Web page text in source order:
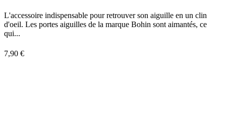
L'accessoire indispensable pour retrouver son aiguille en un clin
d'oeil. Les portes aiguilles de la marque Bohin sont aimantés, ce
qui...
7,90 €